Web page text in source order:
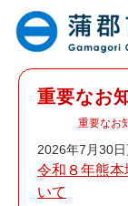
重要なお
2026年7月30
令和８年熊
いて
重要なお